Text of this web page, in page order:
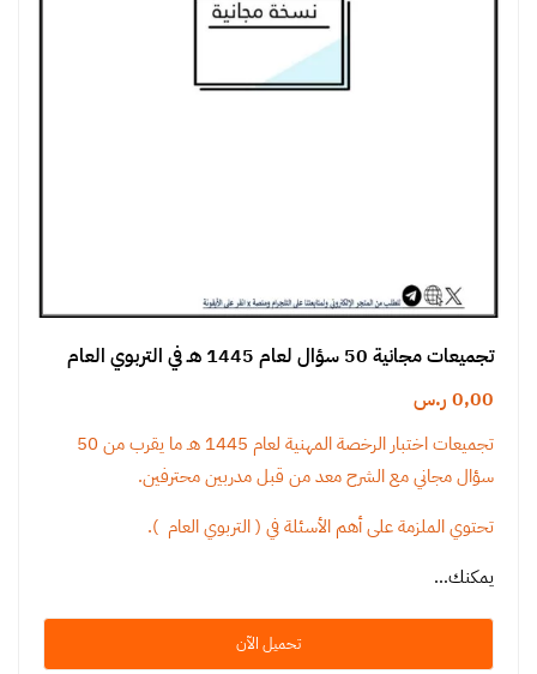
تجميعات مجانية 50 سؤال لعام 1445 هـ في التربوي العام
0,00 ر.س
تجميعات اختبار الرخصة المهنية لعام 1445 هـ ما يقرب من 50
سؤال مجاني مع الشرح معد من قبل مدربين محترفين.
تحتوي الملزمة على أهم الأسئلة في ( التربوي العام ).
يمكنك…
تحميل الآن